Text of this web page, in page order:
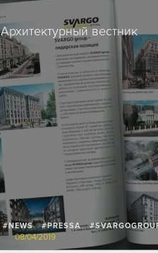
Архитектурный вестник
08/04/2019
#NEWS #PRESSA